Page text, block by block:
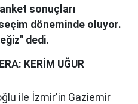
sonuçları
döneminde oluyor.
dedi.
KERİM UĞUR
ile İzmir'in Gaziemir